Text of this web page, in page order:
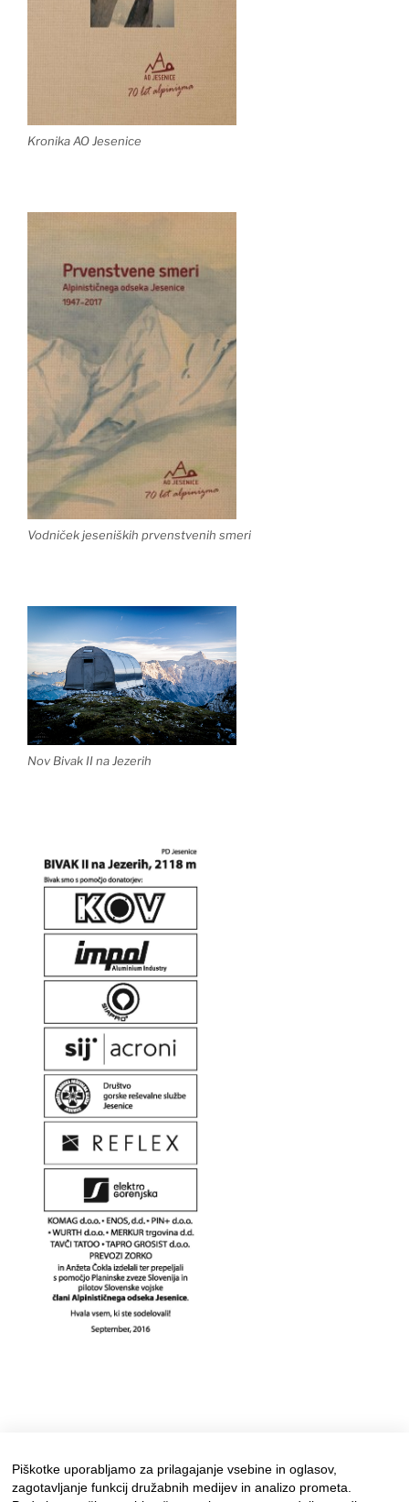
Kronika AO Jesenice
Vodniček jeseniških prvenstvenih smeri
Nov Bivak II na Jezerih
Piškotke uporabljamo za prilagajanje vsebine in oglasov,
zagotavljanje funkcij družabnih medijev in analizo prometa.